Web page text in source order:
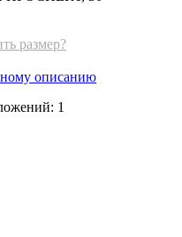
размер?
описанию
1